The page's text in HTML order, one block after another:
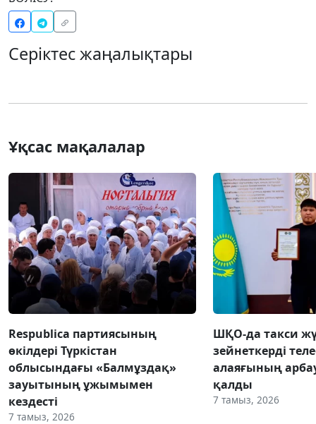
Серіктес жаңалықтары
Ұқсас мақалалар
Respublica партиясының
өкілдері Түркістан
облысындағы «Балмұздақ»
зауытының ұжымымен
кездесті
7 тамыз, 2026
ШҚО-да такси
зейнеткерді
алаяғының
қалды
7 тамыз, 2026